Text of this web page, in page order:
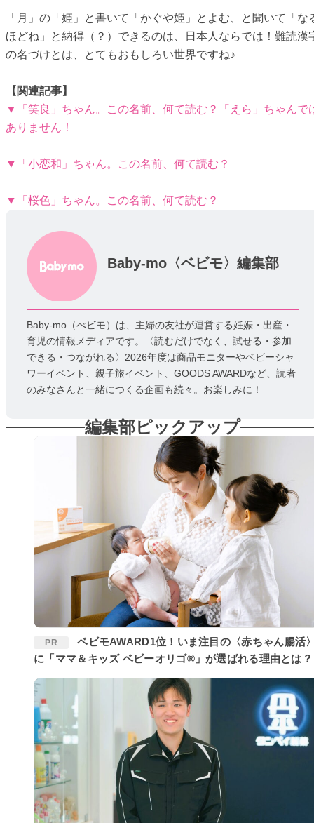
「月」の「姫」と書いて「かぐや姫」とよむ、と聞いて「な
ほどね」と納得（？）できるのは、日本人ならでは！難読漢
の名づけとは、とてもおもしろい世界ですね♪
【関連記事】
▼「笑良」ちゃん。この名前、何て読む？「えら」ちゃんで
ありません！
▼「小恋和」ちゃん。この名前、何て読む？
▼「桜色」ちゃん。この名前、何て読む？
Baby-mo〈ベビモ〉編集部
Baby-mo（べビモ）は、主婦の友社が運営する妊娠・出産・
育児の情報メディアです。〈読むだけでなく、試せる・参加
できる・つながれる〉2026年度は商品モニターやベビーシャ
ワーイベント、親子旅イベント、GOODS AWARDなど、読者
のみなさんと一緒につくる企画も続々。お楽しみに！
編集部ピックアップ
PR
ベビモAWARD1位！いま注目の〈赤ちゃん腸活〉
に「ママ＆キッズ ベビーオリゴ®」が選ばれる理由とは？